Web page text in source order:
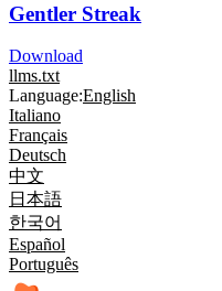
Gentler Streak
Download
llms.txt
Language:English
Italiano
Français
Deutsch
中文
日本語
한국어
Español
Português